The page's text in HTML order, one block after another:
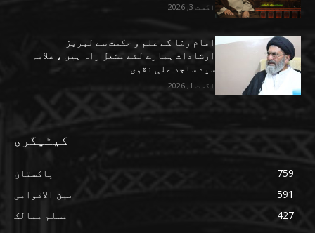
اگست 3, 2026
امام رضا کے علم و حکمت سے لبریز
ارشادات ہمارے لئے مشعل راہ ہیں ، علامہ
سید ساجد علی نقوی
اگست 1, 2026
کیٹیگری
پاکستان
759
بین الاقوامی
591
مسلم ممالک
427